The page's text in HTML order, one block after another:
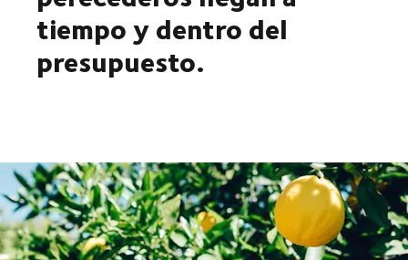
tiempo y dentro del
presupuesto.